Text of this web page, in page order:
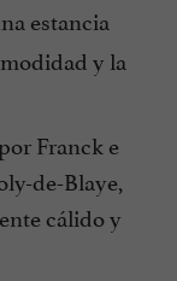
estancia
y la
Franck e
de-Blaye,
cálido y